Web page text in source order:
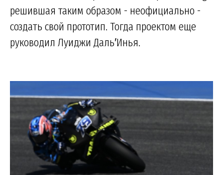
решившая таким образом - неофициально -
создать свой прототип. Тогда проектом еще
руководил Луиджи Даль′Инья.